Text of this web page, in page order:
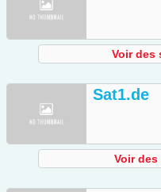
Voir des
Sat1.de
Voir des